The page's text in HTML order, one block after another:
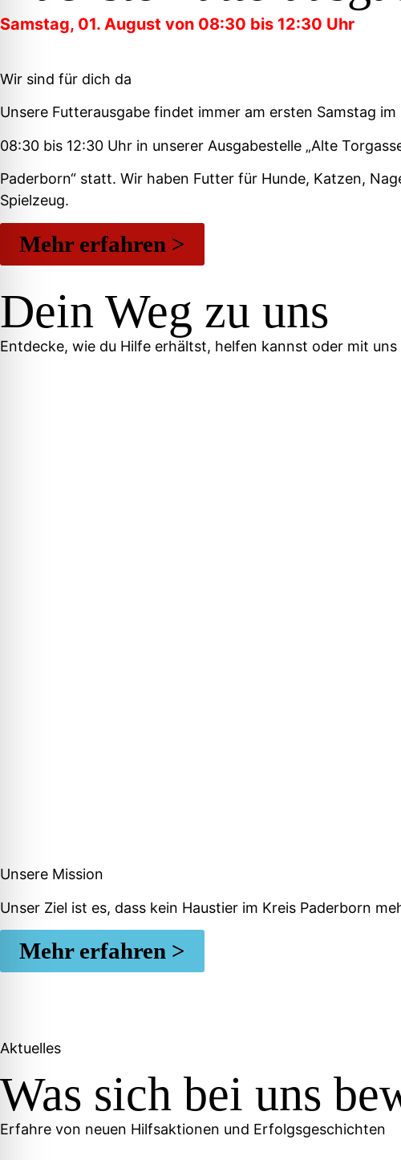
Samstag, 01. August von 08:30 bis 12:30 Uhr
Wir sind für dich da
Unsere Futterausgabe findet immer am ersten Samstag
08:30 bis 12:30 Uhr in unserer Ausgabestelle „Alte
Paderborn“ statt. Wir haben Futter für Hunde, Katzen,
Spielzeug.
Mehr erfahren >
Dein Weg zu uns
Entdecke, wie du Hilfe erhältst, helfen kannst oder mit
Unsere Mission
Unser Ziel ist es, dass kein Haustier im Kreis Paderborn
Mehr erfahren >
Aktuelles
Was sich bei uns
Erfahre von neuen Hilfsaktionen und Erfolgsgeschichten